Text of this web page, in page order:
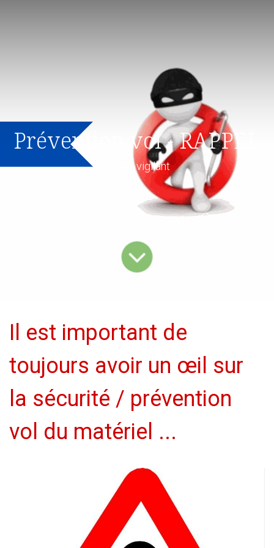
Prévention vol - RAPPEL
Soyez vigilant
Il est important de
toujours avoir un œil sur
la sécurité / prévention
vol du matériel ...